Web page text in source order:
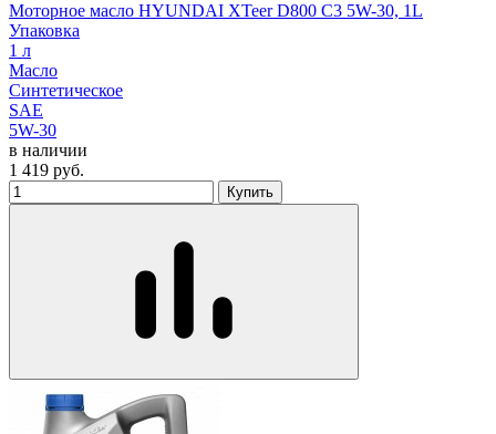
Моторное масло HYUNDAI XTeer D800 C3 5W-30, 1L
Упаковка
1 л
Масло
Синтетическое
SAE
5W-30
в наличии
1 419 руб.
Купить